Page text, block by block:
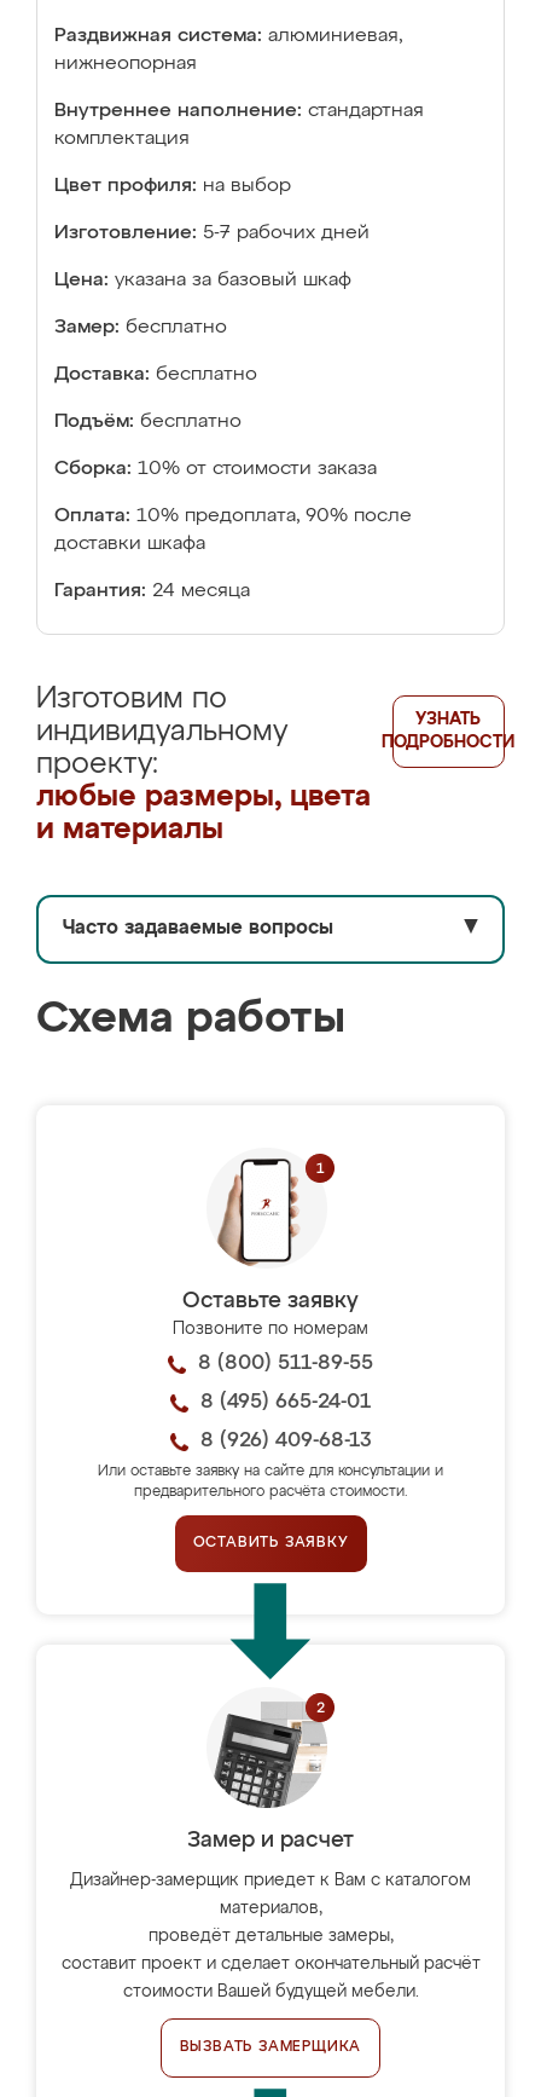
Раздвижная система: алюминиевая,
нижнеопорная
Внутреннее наполнение: стандартная
комплектация
Цвет профиля: на выбор
Изготовление: 5-7 рабочих дней
Цена: указана за базовый шкаф
Замер: бесплатно
Доставка: бесплатно
Подъём: бесплатно
Сборка: 10% от стоимости заказа
Оплата: 10% предоплата, 90% после
доставки шкафа
Гарантия: 24 месяца
Изготовим по
индивидуальному
проекту:
любые размеры, цвета
и материалы
УЗНАТЬ
ПОДРОБНОСТИ
Часто задаваемые вопросы ▼
Схема работы
Оставьте заявку
Позвоните по номерам
8 (800) 511-89-55
8 (495) 665-24-01
8 (926) 409-68-13
Или оставьте заявку на сайте для консультации и
предварительного расчёта стоимости.
ОСТАВИТЬ ЗАЯВКУ
Замер и расчет
Дизайнер-замерщик приедет к Вам с каталогом
материалов,
проведёт детальные замеры,
составит проект и сделает окончательный расчёт
стоимости Вашей будущей мебели.
ВЫЗВАТЬ ЗАМЕРЩИКА